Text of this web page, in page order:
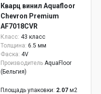
Кварц винил Aquafloor
Chevron Premium
AF7018CVR
Класс: 43 класс
Толщина: 6.5 мм
Фаска: 4V
Производитель AquaFloor
(Бельгия)
Площадь упаковки: 2.07 м2